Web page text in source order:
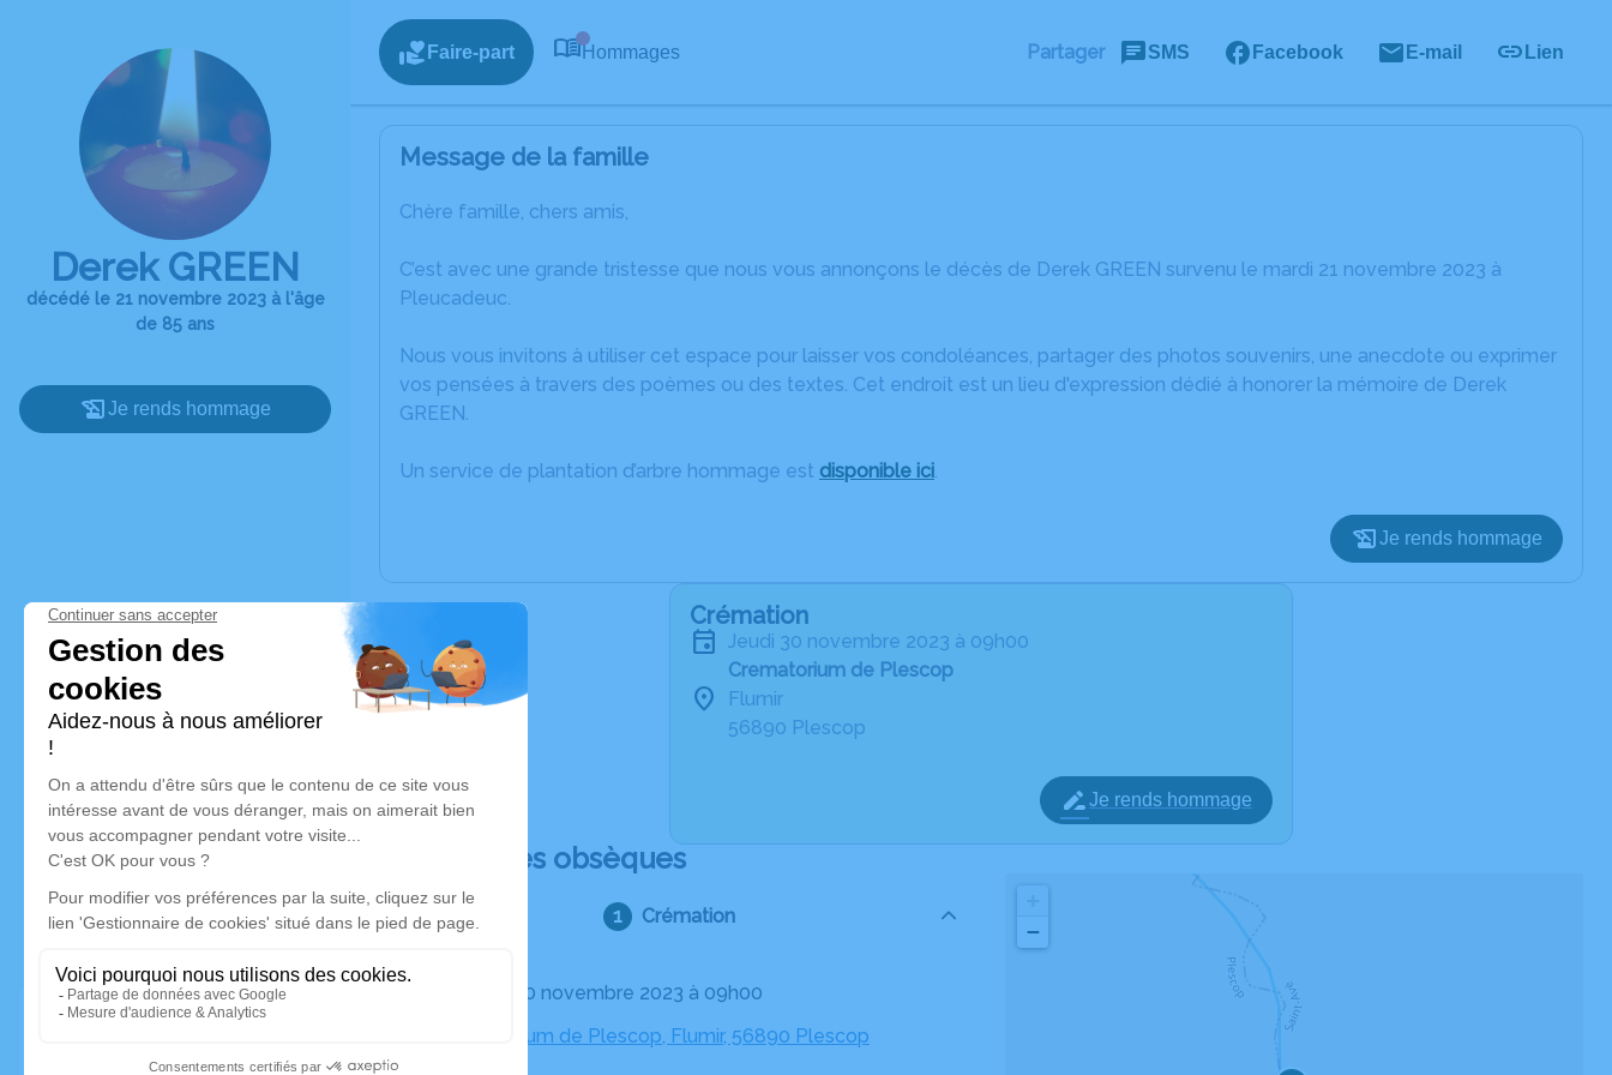
Derek GREEN
décédé le 21 novembre 2023 à l'âge
de 85 ans
Je rends hommage
Faire-part Hommages Partager SMS Facebook E-mail Lien
Message de la famille
Chère famille, chers amis,
C’est avec une grande tristesse que nous vous annonçons le décès de Derek GREEN survenu le mardi 21 novembre 2023 à
Pleucadeuc.
Nous vous invitons à utiliser cet espace pour laisser vos condoléances, partager des photos souvenirs, une anecdote ou exprimer
vos pensées à travers des poèmes ou des textes. Cet endroit est un lieu d'expression dédié à honorer la mémoire de Derek
GREEN.
Un service de plantation d’arbre hommage est disponible ici.
Je rends hommage
Crémation
jeudi 30 novembre 2023 à 09h00
Crematorium de Plescop
Flumir
56890 Plescop
Je rends hommage
Déroulé des obsèques
Crémation
Le jeudi 30 novembre 2023 à 09h00
Crematorium de Plescop, Flumir, 56890 Plescop
−